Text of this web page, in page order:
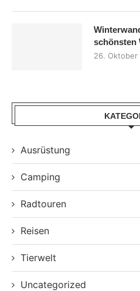
schönsten
26. Oktober
Ausrüstung
Camping
Radtouren
Reisen
Tierwelt
Uncategorized